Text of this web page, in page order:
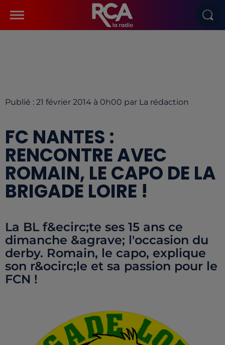
Publié : 21 février 2014 à 0h00 par La rédaction
FC NANTES :
RENCONTRE AVEC
ROMAIN, LE CAPO DE LA
BRIGADE LOIRE !
La BL f&ecirc;te ses 15 ans ce
dimanche &agrave; l'occasion du
derby. Romain, le capo, explique
son r&ocirc;le et sa passion pour le
FCN !